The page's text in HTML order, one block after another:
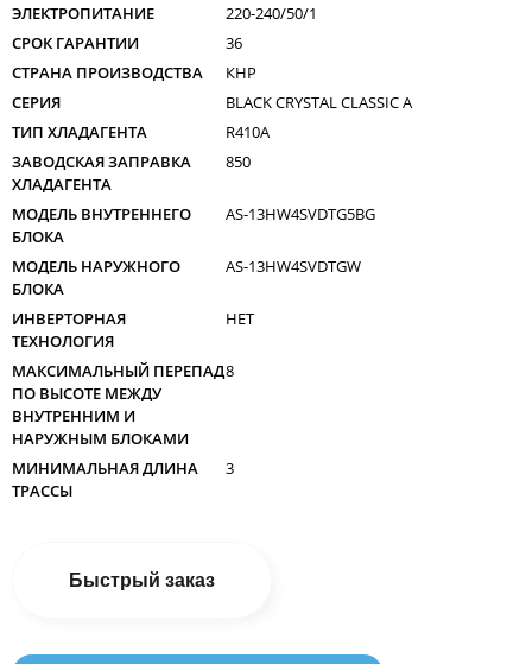
ЭЛЕКТРОПИТАНИЕ
220-240/50/1
СРОК ГАРАНТИИ
36
СТРАНА ПРОИЗВОДСТВА
КНР
СЕРИЯ
BLACK CRYSTAL CLASSIC A
ТИП ХЛАДАГЕНТА
R410A
ЗАВОДСКАЯ ЗАПРАВКА
ХЛАДАГЕНТА
850
МОДЕЛЬ ВНУТРЕННЕГО
БЛОКА
AS-13HW4SVDTG5ВG
МОДЕЛЬ НАРУЖНОГО
БЛОКА
AS-13HW4SVDTGW
ИНВЕРТОРНАЯ
ТЕХНОЛОГИЯ
НЕТ
МАКСИМАЛЬНЫЙ ПЕРЕПАД
ПО ВЫСОТЕ МЕЖДУ
ВНУТРЕННИМ И
НАРУЖНЫМ БЛОКАМИ
8
МИНИМАЛЬНАЯ ДЛИНА
ТРАССЫ
3
Быстрый заказ